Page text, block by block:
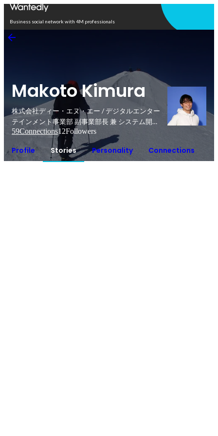
Business social network with 4M professionals
Makoto Kimura
株式会社ディー・エヌ・エー / デジタルエンター
テインメント事業部 副事業部長 兼 システム開発
部 部長
59Connections12Followers
Profile Stories Personality Connections